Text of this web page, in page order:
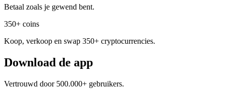
Betaal zoals je gewend bent.
350+ coins
Koop, verkoop en swap 350+ cryptocurrencies.
Download de app
Vertrouwd door 500.000+ gebruikers.